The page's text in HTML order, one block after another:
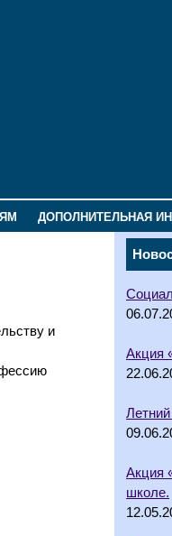
ДОПОЛНИТЕЛЬНАЯ
Акция
Акция
школе.
и